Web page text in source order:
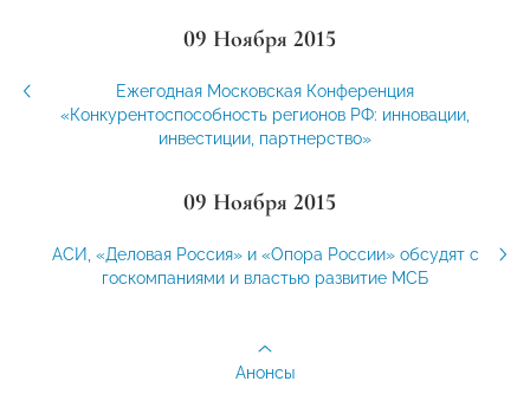
09 Ноября 2015
Ежегодная Московская Конференция
«Конкурентоспособность регионов РФ: инновации,
инвестиции, партнерство»
09 Ноября 2015
АСИ, «Деловая Россия» и «Опора России» обсудят с
госкомпаниями и властью развитие МСБ
Анонсы